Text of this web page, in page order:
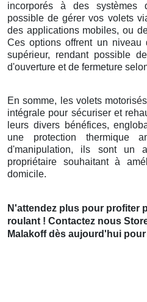
incorporés à des systèmes
possible de gérer vos volets
des applications mobiles, ou
Ces options offrent un niveau
supérieur, rendant possible
d'ouverture et de fermeture
En somme, les volets
intégrale pour sécuriser et
leurs divers bénéfices,
une protection thermique
d'manipulation, ils sont un
propriétaire souhaitant à
domicile.
N'attendez plus pour profiter
roulant ! Contactez nous
Malakoff dès aujourd'hui